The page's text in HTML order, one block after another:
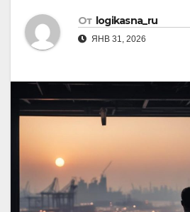
От logikasna_ru
ЯНВ 31, 2026